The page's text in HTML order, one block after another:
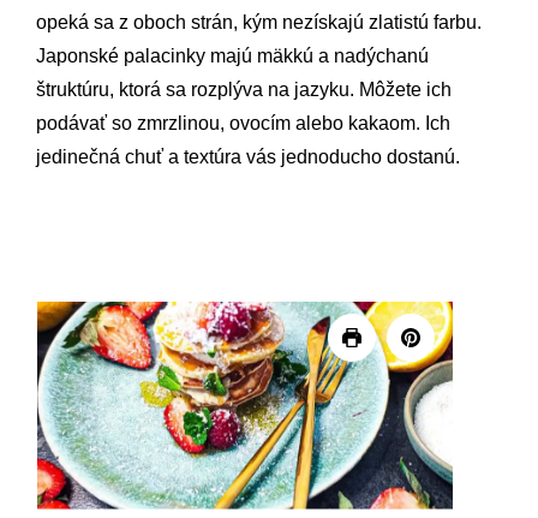
opeká sa z oboch strán, kým nezískajú zlatistú farbu.
Japonské palacinky majú mäkkú a nadýchanú
štruktúru, ktorá sa rozplýva na jazyku. Môžete ich
podávať so zmrzlinou, ovocím alebo kakaom. Ich
jedinečná chuť a textúra vás jednoducho dostanú.